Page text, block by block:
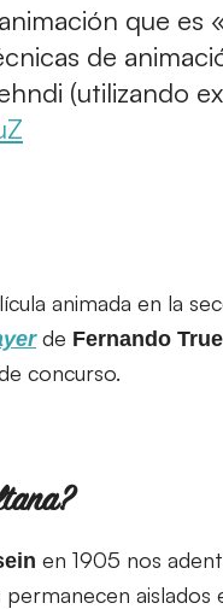
que es
de
(utilizando
animada en la
de Fernando
concurso.
en 1905 nos
aislados